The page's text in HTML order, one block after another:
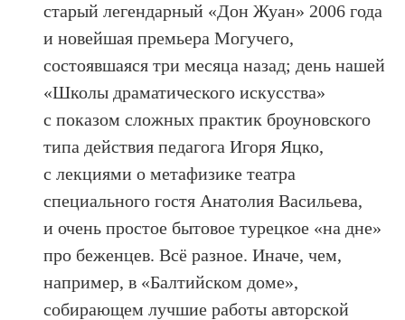
старый легендарный «Дон Жуан» 2006 года
и новейшая премьера Могучего,
состоявшаяся три месяца назад; день нашей
«Школы драматического искусства»
с показом сложных практик броуновского
типа действия педагога Игоря Яцко,
с лекциями о метафизике театра
специального гостя Анатолия Васильева,
и очень простое бытовое турецкое «на дне»
про беженцев. Всё разное. Иначе, чем,
например, в «Балтийском доме»,
собирающем лучшие работы авторской